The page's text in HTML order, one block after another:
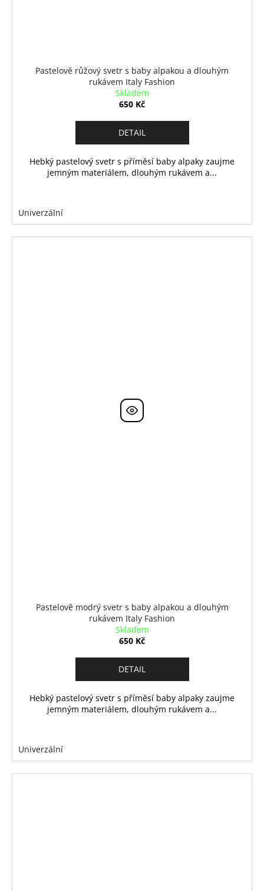
Pastelově růžový svetr s baby alpakou a dlouhým
rukávem Italy Fashion
Skladem
650 Kč
DETAIL
Hebký pastelový svetr s příměsí baby alpaky zaujme
jemným materiálem, dlouhým rukávem a...
Univerzální
Pastelově modrý svetr s baby alpakou a dlouhým
rukávem Italy Fashion
Skladem
650 Kč
DETAIL
Hebký pastelový svetr s příměsí baby alpaky zaujme
jemným materiálem, dlouhým rukávem a...
Univerzální